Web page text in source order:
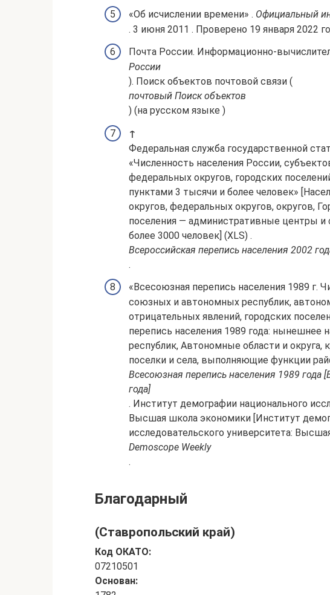
«Об исчислении времени» . Официальный
. 3 июня 2011 . Проверено 19 января 2022
Почта России. Информационно-
России
). Поиск объектов почтовой связи (
почтовый Поиск объектов
) (на русском языке )
↑
Федеральная служба государственной
«Численность населения России,
федеральных округов, городских
пунктами 3 тысячи и более человек»
округов, федеральных округов, округов,
поселения — административные центры и
более 3000 человек] (XLS) .
Всероссийская перепись населения 2002
.
«Всесоюзная перепись населения 1989 г.
союзных и автономных республик,
отрицательных явлений, городских
перепись населения 1989 года:
республик, Автономные области и округа,
поселки и села, выполняющие функции
Всесоюзная перепись населения 1989 года
года]
. Институт демографии национального
Высшая школа экономики [Институт
исследовательского университета:
Demoscope Weekly
.
Благодарный
(Ставропольский край)
Код ОКАТО:
07210501
Основан: